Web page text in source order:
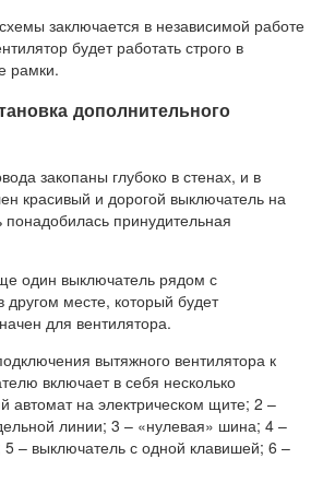
заключается в независимой работе
будет работать строго в
рамки.
дополнительного
закопаны глубоко в стенах, и в
красивый и дорогой выключатель на
принудительная
один выключатель рядом с
месте, который будет
для вентилятора.
вытяжного вентилятора к
включает в себя несколько
автомат на электрическом щите; 2 –
линии; 3 – «нулевая» шина; 4 –
5 – выключатель с одной клавишей; 6 –